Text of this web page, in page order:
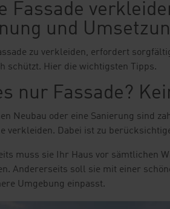
Fassade
und
zu verkleiden, erfordert
schützt. Hier die wichtigsten Tipps.
nur Fassade?
Neubau oder eine Sanierung sind
verkleiden. Dabei ist zu
muss sie Ihr Haus vor sämtlichen
Andererseits soll sie mit einer
Umgebung einpasst.